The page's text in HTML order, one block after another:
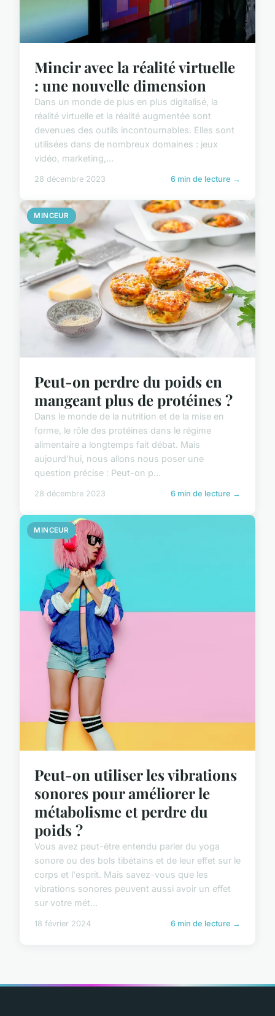
Mincir avec la réalité virtuelle
: une nouvelle dimension
Dans un monde de plus en plus digitalisé, la
réalité virtuelle et la réalité augmentée sont
devenues des outils incontournables. Elles sont
utilisées dans de nombreux domaines : jeux
vidéo, marketing,...
28 décembre 2023 6 min de lecture →
MINCEUR
Peut-on perdre du poids en
mangeant plus de protéines ?
Dans le monde de la nutrition et de la mise en
forme, le rôle des protéines dans le régime
alimentaire a longtemps fait débat. Mais
aujourd'hui, nous allons nous poser une
question précise : Peut-on p...
28 décembre 2023 6 min de lecture →
MINCEUR
Peut-on utiliser les vibrations
sonores pour améliorer le
métabolisme et perdre du
poids ?
Vous avez peut-être entendu parler du yoga
sonore ou des bols tibétains et de leur effet sur le
corps et l'esprit. Mais savez-vous que les
vibrations sonores peuvent aussi avoir un effet
sur votre mét...
18 février 2024 6 min de lecture →